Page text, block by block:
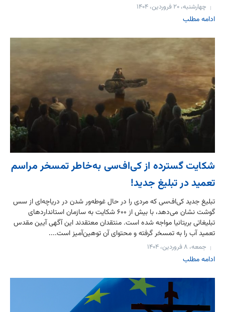
چهارشنبه، ۲۰ فروردین، ۱۴۰۴
ادامه مطلب
شکایت گسترده از کی‌اف‌سی به‌خاطر تمسخر مراسم
تعمید در تبلیغ جدید!
تبلیغ جدید کی‌اف‌سی که مردی را در حال غوطه‌ور شدن در دریاچه‌ای از سس
گوشت نشان می‌دهد، با بیش از ۶۰۰ شکایت به سازمان استانداردهای
تبلیغاتی بریتانیا مواجه شده است. منتقدان معتقدند این آگهی آیین مقدس
تعمید آب را به تمسخر گرفته و محتوای آن توهین‌آمیز است....
جمعه، ۸ فروردین، ۱۴۰۴
ادامه مطلب